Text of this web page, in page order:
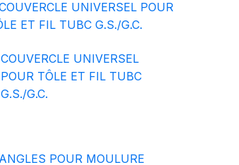
COUVERCLE UNIVERSEL
POUR TÔLE ET FIL TUBC
G.S./G.C.